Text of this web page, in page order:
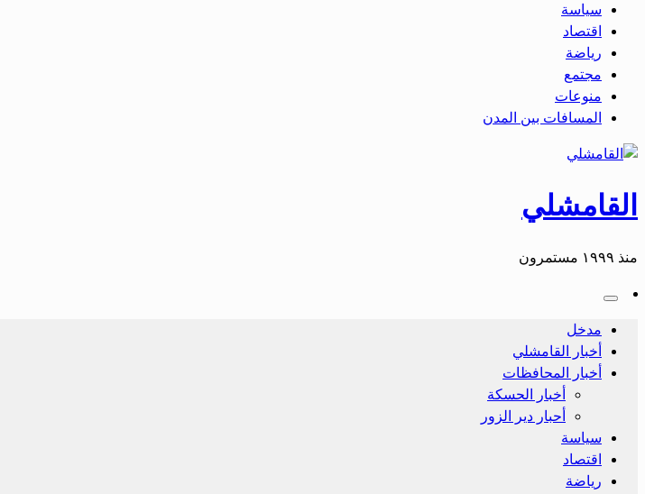
سياسة
اقتصاد
رياضة
مجتمع
منوعات
المسافات بين المدن
القامشلي
منذ ١٩٩٩ مستمرون
مدخل
أخبار القامشلي
أخبار المحافظات
أخبار الحسكة
أحبار دير الزور
سياسة
اقتصاد
رياضة